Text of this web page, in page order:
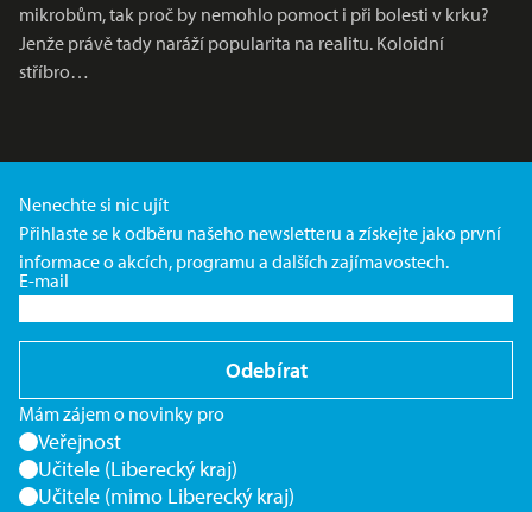
mikrobům, tak proč by nemohlo pomoct i při bolesti v krku?
Jenže právě tady naráží popularita na realitu. Koloidní
stříbro…
Nenechte si nic ujít
Přihlaste se k odběru našeho newsletteru a získejte jako první
informace o akcích, programu a dalších zajímavostech.
E-mail
Odebírat
Mám zájem o novinky pro
Veřejnost
Učitele (Liberecký kraj)
Učitele (mimo Liberecký kraj)